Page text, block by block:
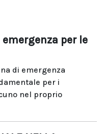
per le
di emergenza
per i
nel proprio